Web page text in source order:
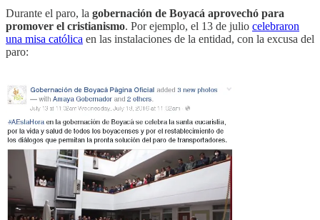
Durante el paro, la gobernación de Boyacá aprovechó para
promover el cristianismo. Por ejemplo, el 13 de julio celebraron
una misa católica en las instalaciones de la entidad, con la excusa del
paro: